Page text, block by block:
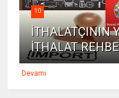
10
İTHALATÇININ
İTHALAT
Devamı